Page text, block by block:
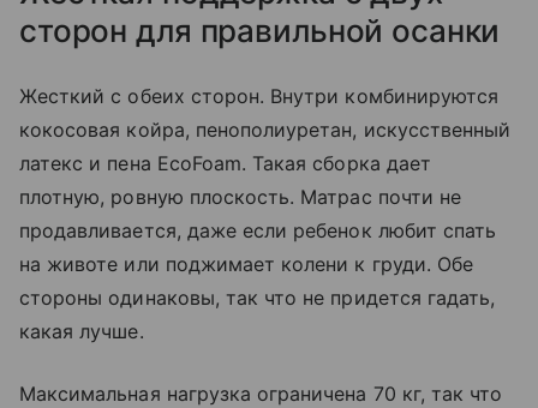
сторон для правильной осанки
Жесткий с обеих сторон. Внутри комбинируются
кокосовая койра, пенополиуретан, искусственный
латекс и пена EcoFoam. Такая сборка дает
плотную, ровную плоскость. Матрас почти не
продавливается, даже если ребенок любит спать
на животе или поджимает колени к груди. Обе
стороны одинаковы, так что не придется гадать,
какая лучше.
Максимальная нагрузка ограничена 70 кг, так что